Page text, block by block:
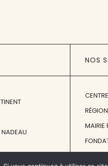
NOS
MAIRIE